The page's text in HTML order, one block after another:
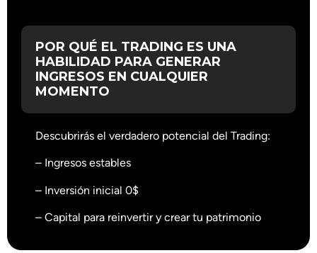
POR QUÉ EL TRADING ES UNA
HABILIDAD PARA GENERAR
INGRESOS EN CUALQUIER
MOMENTO
Descubrirás el verdadero potencial del Trading:
– Ingresos estables
– Inversión inicial 0$
– Capital para reinvertir y crear tu patrimonio